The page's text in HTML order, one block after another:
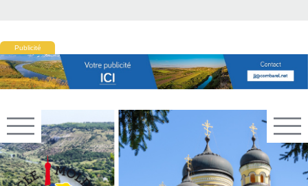
Publicité